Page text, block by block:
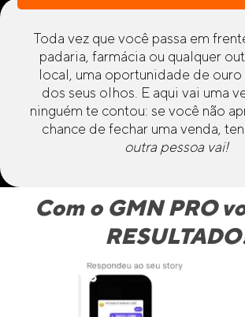
Toda vez que você passa em
padaria, farmácia ou qualquer
local, uma oportunidade de ouro
dos seus olhos. E aqui vai uma
ninguém te contou: se você não
chance de fechar uma venda,
outra pessoa vai!
Com o GMN PRO